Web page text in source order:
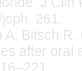
261.
A, Bitsch
after oral